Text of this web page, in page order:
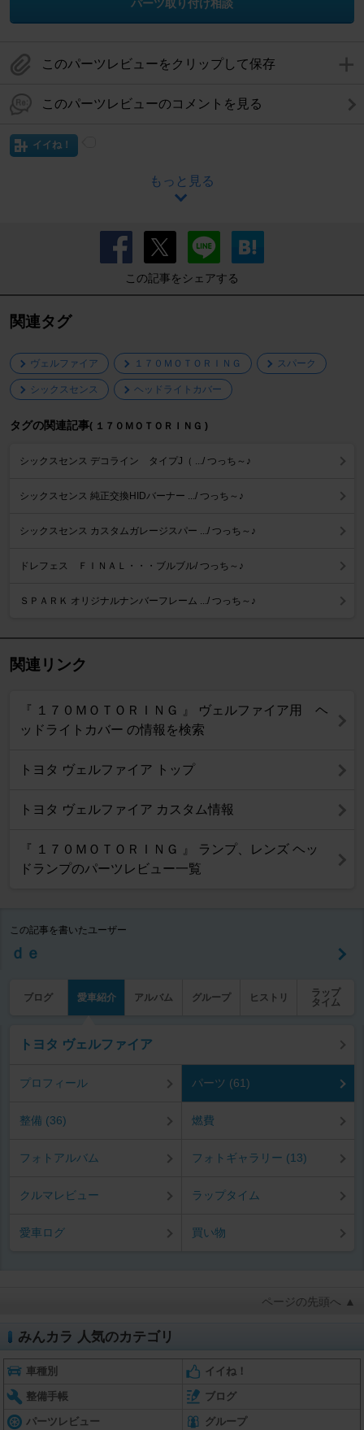
パーツ取り付け相談
このパーツレビューをクリップして保存
このパーツレビューのコメントを見る
イイね！
もっと見る
この記事をシェアする
関連タグ
ヴェルファイア １７０ＭＯＴＯＲＩＮＧ スパーク
シックスセンス ヘッドライトカバー
タグの関連記事( １７０ＭＯＴＯＲＩＮＧ )
シックスセンス デコライン タイプJ（ .../ つっち～♪
シックスセンス 純正交換HIDバーナー .../ つっち～♪
シックスセンス カスタムガレージスパー .../ つっち～♪
ドレフェス ＦＩＮＡＬ・・・ブルブル/ つっち～♪
ＳＰＡＲＫ オリジナルナンバーフレーム .../ つっち～♪
関連リンク
『 １７０ＭＯＴＯＲＩＮＧ 』 ヴェルファイア用 ヘ
ッドライトカバー の情報を検索
トヨタ ヴェルファイア トップ
トヨタ ヴェルファイア カスタム情報
『 １７０ＭＯＴＯＲＩＮＧ 』 ランプ、レンズ ヘッ
ドランプのパーツレビュー一覧
この記事を書いたユーザー
ｄｅ
ブログ 愛車紹介 アルバム グループ ヒストリ
ラップ
タイム
トヨタ ヴェルファイア
プロフィール パーツ (61)
整備 (36) 燃費
フォトアルバム フォトギャラリー (13)
クルマレビュー ラップタイム
愛車ログ 買い物
ページの先頭へ ▲
みんカラ 人気のカテゴリ
車種別 イイね！
整備手帳 ブログ
パーツレビュー グループ